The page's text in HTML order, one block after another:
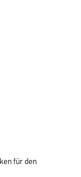
für den